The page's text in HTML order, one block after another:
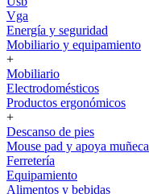
Vga
Energía y seguridad
Mobiliario y equipamiento
+
Mobiliario
Electrodomésticos
Productos ergonómicos
+
Descanso de pies
Mouse pad y apoya muñeca
Ferretería
Equipamiento
Alimentos y bebidas